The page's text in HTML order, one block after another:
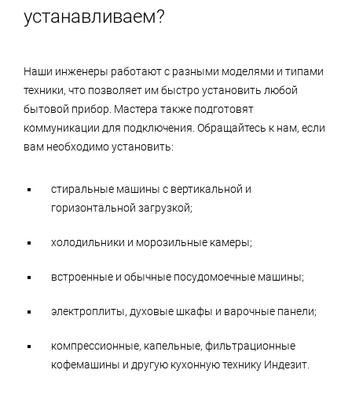
устанавливаем?
Наши инженеры работают с разными моделями и типами
техники, что позволяет им быстро установить любой
бытовой прибор. Мастера также подготовят
коммуникации для подключения. Обращайтесь к нам, если
вам необходимо установить:
стиральные машины с вертикальной и
горизонтальной загрузкой;
холодильники и морозильные камеры;
встроенные и обычные посудомоечные машины;
электроплиты, духовые шкафы и варочные панели;
компрессионные, капельные, фильтрационные
кофемашины и другую кухонную технику Индезит.